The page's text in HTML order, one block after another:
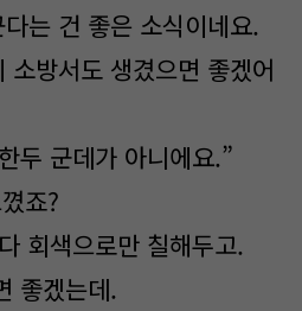
는 건 좋은 소식이네요.
소방서도 생겼으면 좋겠어
두 군데가 아니에요.”
죠?
회색으로만 칠해두고.
좋겠는데.